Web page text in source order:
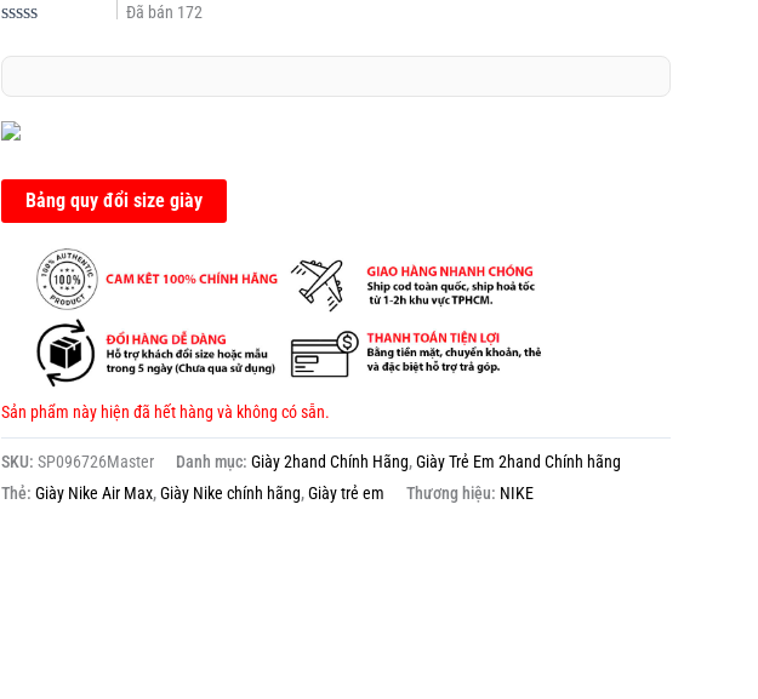
xếp
0.0
5
sao
Đã bán 172
Bảng quy đổi size giày
Sản phẩm này hiện đã hết hàng và không có sẵn.
SKU: SP096726Master Danh mục: Giày 2hand Chính Hãng,Giày Trẻ Em 2hand Chính hãng
Thẻ: Giày Nike Air Max,Giày Nike chính hãng,Giày trẻ em Thương hiệu: NIKE